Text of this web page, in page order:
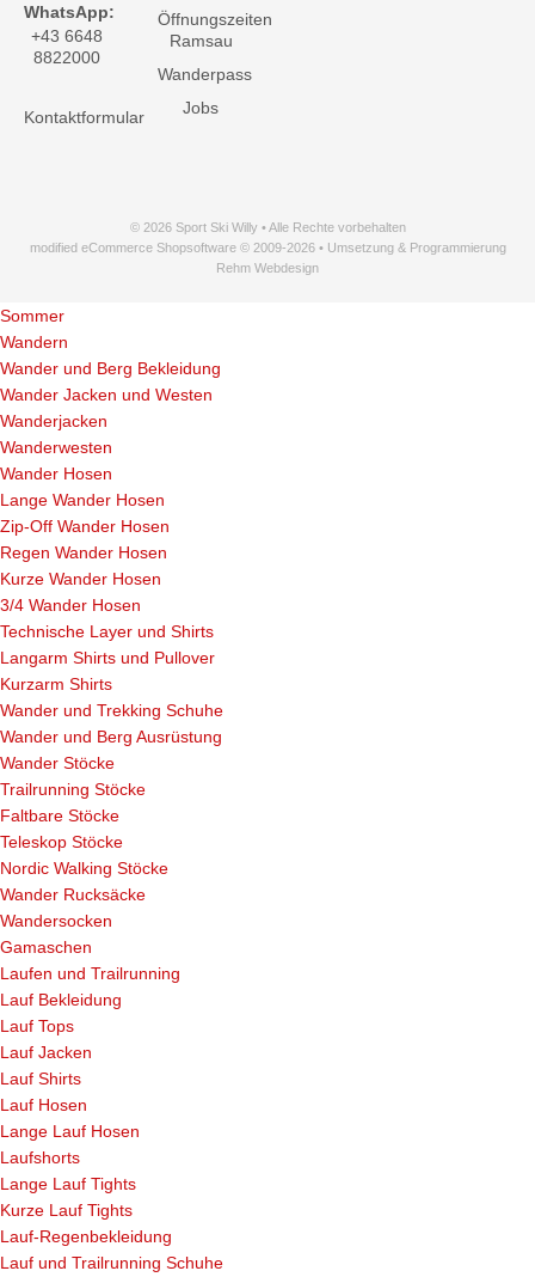
WhatsApp:
+43 6648
8822000
Kontaktformular
Öffnungszeiten
Ramsau
Wanderpass
Jobs
© 2026 Sport Ski Willy • Alle Rechte vorbehalten
modified eCommerce Shopsoftware © 2009-2026 • Umsetzung & Programmierung
Rehm Webdesign
Sommer
Wandern
Wander und Berg Bekleidung
Wander Jacken und Westen
Wanderjacken
Wanderwesten
Wander Hosen
Lange Wander Hosen
Zip-Off Wander Hosen
Regen Wander Hosen
Kurze Wander Hosen
3/4 Wander Hosen
Technische Layer und Shirts
Langarm Shirts und Pullover
Kurzarm Shirts
Wander und Trekking Schuhe
Wander und Berg Ausrüstung
Wander Stöcke
Trailrunning Stöcke
Faltbare Stöcke
Teleskop Stöcke
Nordic Walking Stöcke
Wander Rucksäcke
Wandersocken
Gamaschen
Laufen und Trailrunning
Lauf Bekleidung
Lauf Tops
Lauf Jacken
Lauf Shirts
Lauf Hosen
Lange Lauf Hosen
Laufshorts
Lange Lauf Tights
Kurze Lauf Tights
Lauf-Regenbekleidung
Lauf und Trailrunning Schuhe